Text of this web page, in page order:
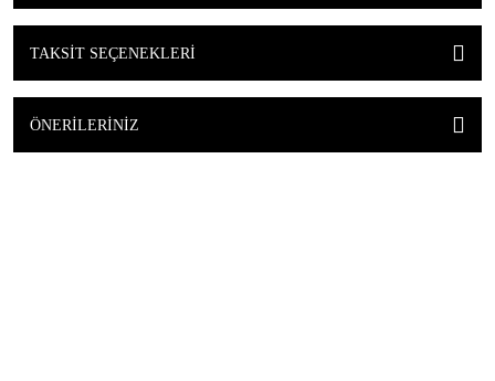
TAKSIT SEÇENEKLERI
ÖNERILERINIZ